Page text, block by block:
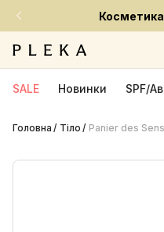
SALE Новинки SPF/
Головна Тіло Panier des